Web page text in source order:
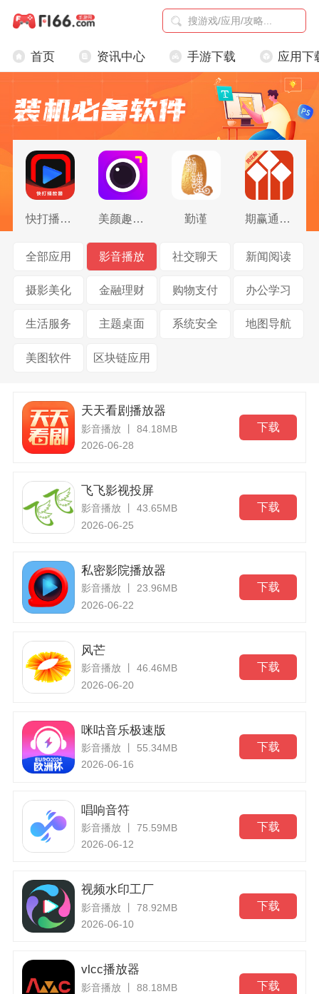
首页 资讯中心 手游下载 应用下
快打播放器 美颜趣拍相机 勤谨 期赢通同花顺版
全部应用 影音播放 社交聊天 新闻阅读
摄影美化 金融理财 购物支付 办公学习
生活服务 主题桌面 系统安全 地图导航
美图软件 区块链应用
天天看剧播放器
影音播放 丨 84.18MB
2026-06-28
下载
飞飞影视投屏
影音播放 丨 43.65MB
2026-06-25
下载
私密影院播放器
影音播放 丨 23.96MB
2026-06-22
下载
风芒
影音播放 丨 46.46MB
2026-06-20
下载
咪咕音乐极速版
影音播放 丨 55.34MB
2026-06-16
下载
唱响音符
影音播放 丨 75.59MB
2026-06-12
下载
视频水印工厂
影音播放 丨 78.92MB
2026-06-10
下载
vlcc播放器
影音播放 丨 88.18MB
下载